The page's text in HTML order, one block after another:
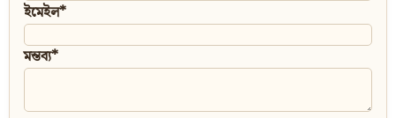
ইমেইল*
মন্তব্য*